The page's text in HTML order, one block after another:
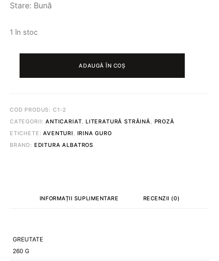
Stare: Bună
1 în stoc
ADAUGĂ ÎN COȘ
COD PRODUS: C1-2
CATEGORII:ANTICARIAT, LITERATURĂ STRĂINĂ, PROZĂ
ETICHETE:AVENTURI , IRINA GURO
BRAND: EDITURA ALBATROS
INFORMAȚII SUPLIMENTARE RECENZII (0)
GREUTATE
260 G